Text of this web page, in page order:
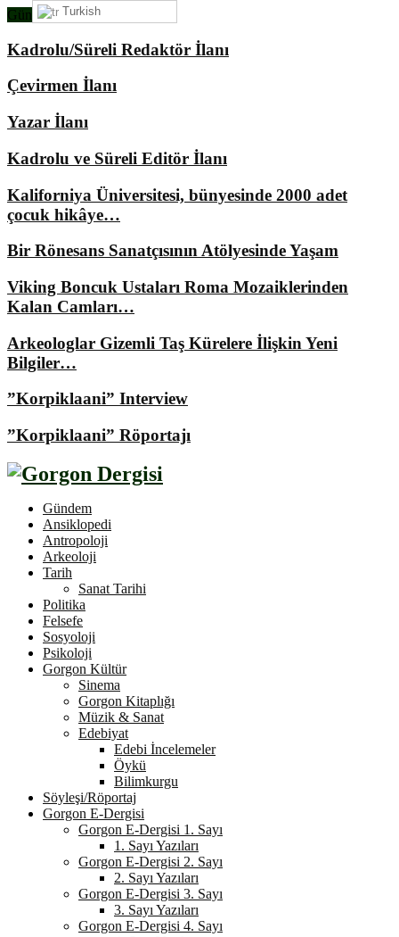
Gündemimizde Ne Var?
Kadrolu/Süreli Redaktör İlanı
Çevirmen İlanı
Yazar İlanı
Kadrolu ve Süreli Editör İlanı
Kaliforniya Üniversitesi, bünyesinde 2000 adet
çocuk hikâye…
Bir Rönesans Sanatçısının Atölyesinde Yaşam
Viking Boncuk Ustaları Roma Mozaiklerinden
Kalan Camları…
Arkeologlar Gizemli Taş Kürelere İlişkin Yeni
Bilgiler…
”Korpiklaani” Interview
”Korpiklaani” Röportajı
Gündem
Ansiklopedi
Antropoloji
Arkeoloji
Tarih
Sanat Tarihi
Politika
Felsefe
Sosyoloji
Psikoloji
Gorgon Kültür
Sinema
Gorgon Kitaplığı
Müzik & Sanat
Edebiyat
Edebi İncelemeler
Öykü
Bilimkurgu
Söyleşi/Röportaj
Gorgon E-Dergisi
Gorgon E-Dergisi 1. Sayı
1. Sayı Yazıları
Gorgon E-Dergisi 2. Sayı
2. Sayı Yazıları
Gorgon E-Dergisi 3. Sayı
3. Sayı Yazıları
Gorgon E-Dergisi 4. Sayı
Turkish